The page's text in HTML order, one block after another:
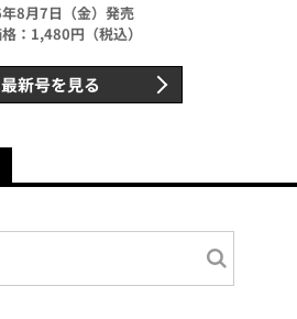
8月7日（金）発売
：1,480円（税込）
最新号を見る